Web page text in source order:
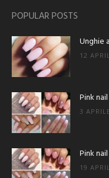
POPULAR POSTS
Unghie
12
Pink
3
Pink
19